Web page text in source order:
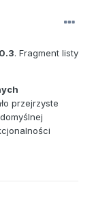
. Fragment listy
przejrzyste